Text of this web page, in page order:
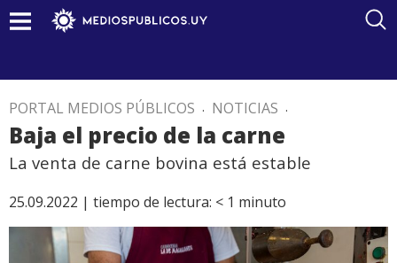
PORTAL MEDIOS PÚBLICOS . NOTICIAS .
Baja el precio de la carne
La venta de carne bovina está estable
25.09.2022 | tiempo de lectura: < 1 minuto